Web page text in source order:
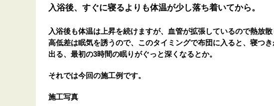
入浴後、すぐに寝るよりも体温が少し落ち着いてから。
入浴後も体温は上昇を続けますが、血管が拡張しているので熱放
高低差は眠気を誘うので、このタイミングで布団に入ると、寝つ
出る、最初の3時間の眠りがぐっと深くなるとか。
それでは今回の施工例です。
施工写真